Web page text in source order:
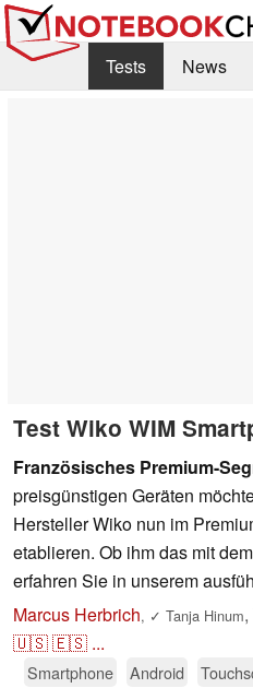
Tests News
Test Wiko WIM
Französisches Premium-
preisgünstigen Geräten
Hersteller Wiko nun im
etablieren. Ob ihm das mit
erfahren Sie in unserem
Marcus Herbrich, ✓ Tanja Hinum,
🇺🇸🇪🇸 ...
Smartphone Android